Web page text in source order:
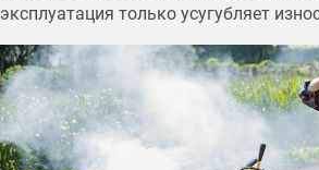
эксплуатация только усугубляет